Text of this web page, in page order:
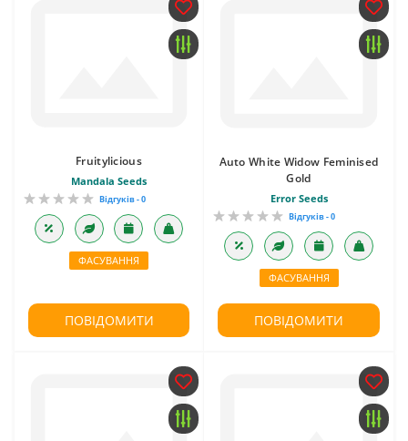
Fruitylicious
Mandala Seeds
Відгуків - 0
ФАСУВАННЯ
ПОВІДОМИТИ
Auto White Widow Feminised
Gold
Error Seeds
Відгуків - 0
ФАСУВАННЯ
ПОВІДОМИТИ